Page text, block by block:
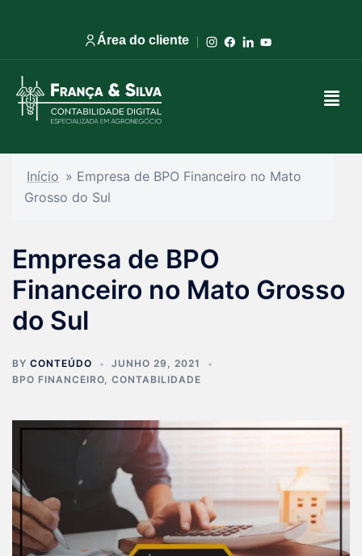
Área do cliente
Início » Empresa de BPO Financeiro no Mato
Grosso do Sul
Empresa de BPO
Financeiro no Mato Grosso
do Sul
BY CONTEÚDO
JUNHO 29, 2021
BPO FINANCEIRO, CONTABILIDADE